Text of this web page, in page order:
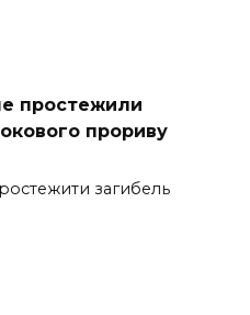
простежили
прориву
загибель